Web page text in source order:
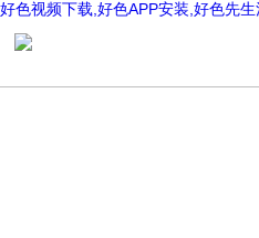
好色视频下载,好色APP安装,好色先